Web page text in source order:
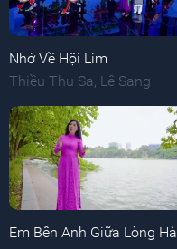
Nhớ Về Hội Lim
Thiều Thu Sa Lê Sang
Em Bên Anh Giữa Lòng Hà